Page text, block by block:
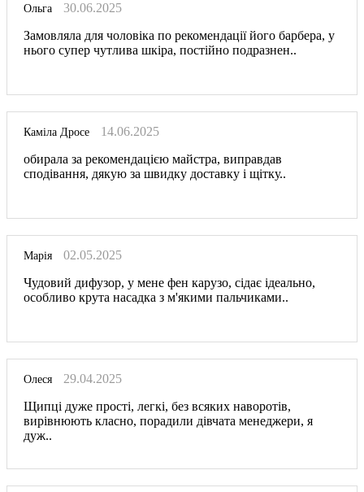
Ольга
30.06.2025
Замовляла для чоловіка по рекомендації його барбера, у
нього супер чутлива шкіра, постійно подразнен..
Каміла Дросе
14.06.2025
обирала за рекомендацією майстра, виправдав
сподівання, дякую за швидку доставку і щітку..
Марія
02.05.2025
Чудовий дифузор, у мене фен карузо, сідає ідеально,
особливо крута насадка з м'якими пальчиками..
Олеся
29.04.2025
Щипці дуже прості, легкі, без всяких наворотів,
вирівнюють класно, порадили дівчата менеджери, я
дуж..